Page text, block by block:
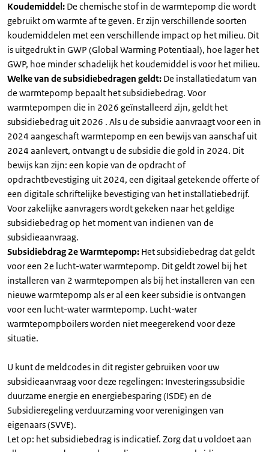
Koudemiddel: De chemische stof in de warmtepomp die wordt
gebruikt om warmte af te geven. Er zijn verschillende soorten
koudemiddelen met een verschillende impact op het milieu. Dit
is uitgedrukt in GWP (Global Warming Potentiaal), hoe lager het
GWP, hoe minder schadelijk het koudemiddel is voor het milieu.
Welke van de subsidiebedragen geldt: De installatiedatum van
de warmtepomp bepaalt het subsidiebedrag. Voor
warmtepompen die in 2026 geïnstalleerd zijn, geldt het
subsidiebedrag uit 2026 . Als u de subsidie aanvraagt voor een in
2024 aangeschaft warmtepomp en een bewijs van aanschaf uit
2024 aanlevert, ontvangt u de subsidie die gold in 2024. Dit
bewijs kan zijn: een kopie van de opdracht of
opdrachtbevestiging uit 2024, een digitaal getekende offerte of
een digitale schriftelijke bevestiging van het installatiebedrijf.
Voor zakelijke aanvragers wordt gekeken naar het geldige
subsidiebedrag op het moment van indienen van de
subsidieaanvraag.
Subsidiebdrag 2e Warmtepomp: Het subsidiebedrag dat geldt
voor een 2e lucht-water warmtepomp. Dit geldt zowel bij het
installeren van 2 warmtepompen als bij het installeren van een
nieuwe warmtepomp als er al een keer subsidie is ontvangen
voor een lucht-water warmtepomp. Lucht-water
warmtepompboilers worden niet meegerekend voor deze
situatie.
U kunt de meldcodes in dit register gebruiken voor uw
subsidieaanvraag voor deze regelingen: Investeringssubsidie
duurzame energie en energiebesparing (ISDE) en de
Subsidieregeling verduurzaming voor verenigingen van
eigenaars (SVVE).
Let op: het subsidiebedrag is indicatief. Zorg dat u voldoet aan